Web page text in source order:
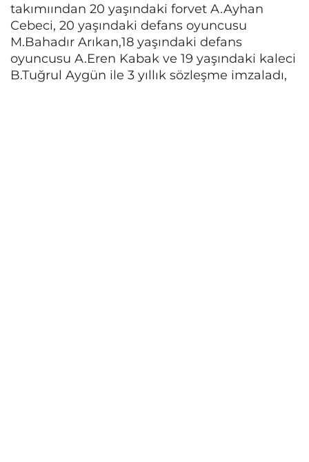
takımıından 20 yaşındaki forvet A.Ayhan
Cebeci, 20 yaşındaki defans oyuncusu
M.Bahadır Arıkan,18 yaşındaki defans
oyuncusu A.Eren Kabak ve 19 yaşındaki kaleci
B.Tuğrul Aygün ile 3 yıllık sözleşme imzaladı,